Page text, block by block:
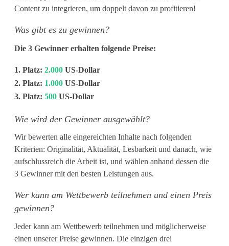
r
r
:
G
e
w
i
n
n
e
b
i
s
Content zu integrieren, um doppelt davon zu profitieren!
Was gibt es zu gewinnen?
Die 3 Gewinner erhalten folgende Preise:
1. Platz:2.000 US-Dollar
2. Platz: 1.000 US-Dollar
3. Platz:500 US-Dollar
Wie wird der Gewinner ausgewählt?
Wir bewerten alle eingereichten Inhalte nach folgenden
Kriterien: Originalität, Aktualität, Lesbarkeit und danach, wie
aufschlussreich die Arbeit ist, und wählen anhand dessen die
3 Gewinner mit den besten Leistungen aus.
Wer kann am Wettbewerb teilnehmen und einen Preis
gewinnen?
Jeder kann am Wettbewerb teilnehmen und möglicherweise
einen unserer Preise gewinnen. Die einzigen drei